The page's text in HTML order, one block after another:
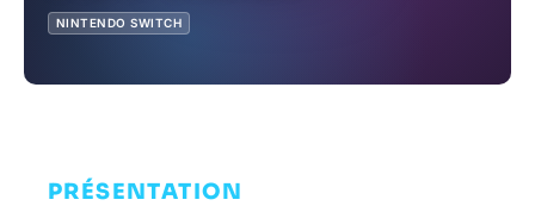
NINTENDO SWITCH
PRÉSENTATION